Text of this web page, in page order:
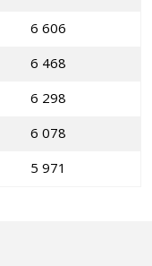
6 606
6 468
6 298
6 078
5 971